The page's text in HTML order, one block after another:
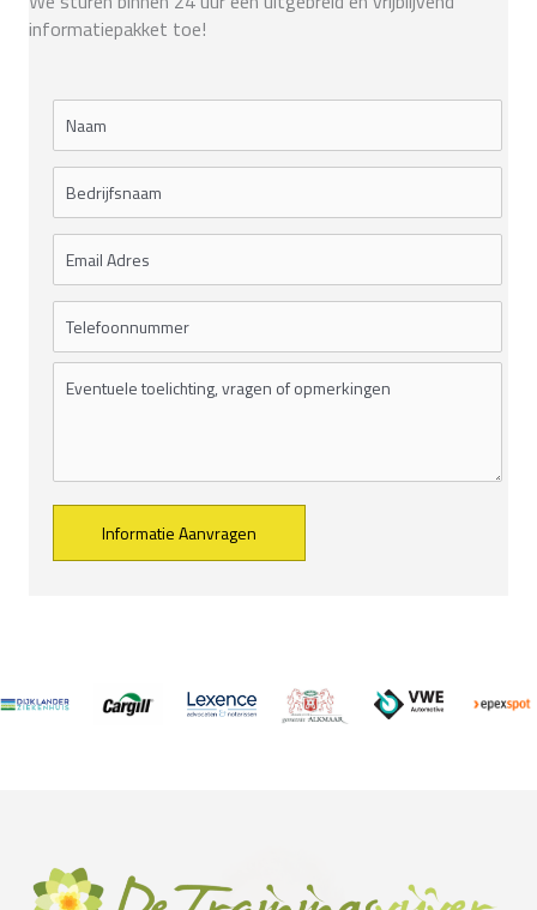
informatiepakket toe!